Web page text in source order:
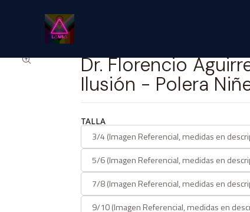
Dr. Florencio Aguirre / Inés Clark / Pampa Ilusión - Polera Niñe/
Dr. Florencio
Ilusión - Polera
TALLA
3/4 (Imagen Referencial, medidas en
5/6 (Imagen Referencial, medidas en
7/8 (Imagen Referencial, medidas en
9/10 (Imagen Referencial, medidas en